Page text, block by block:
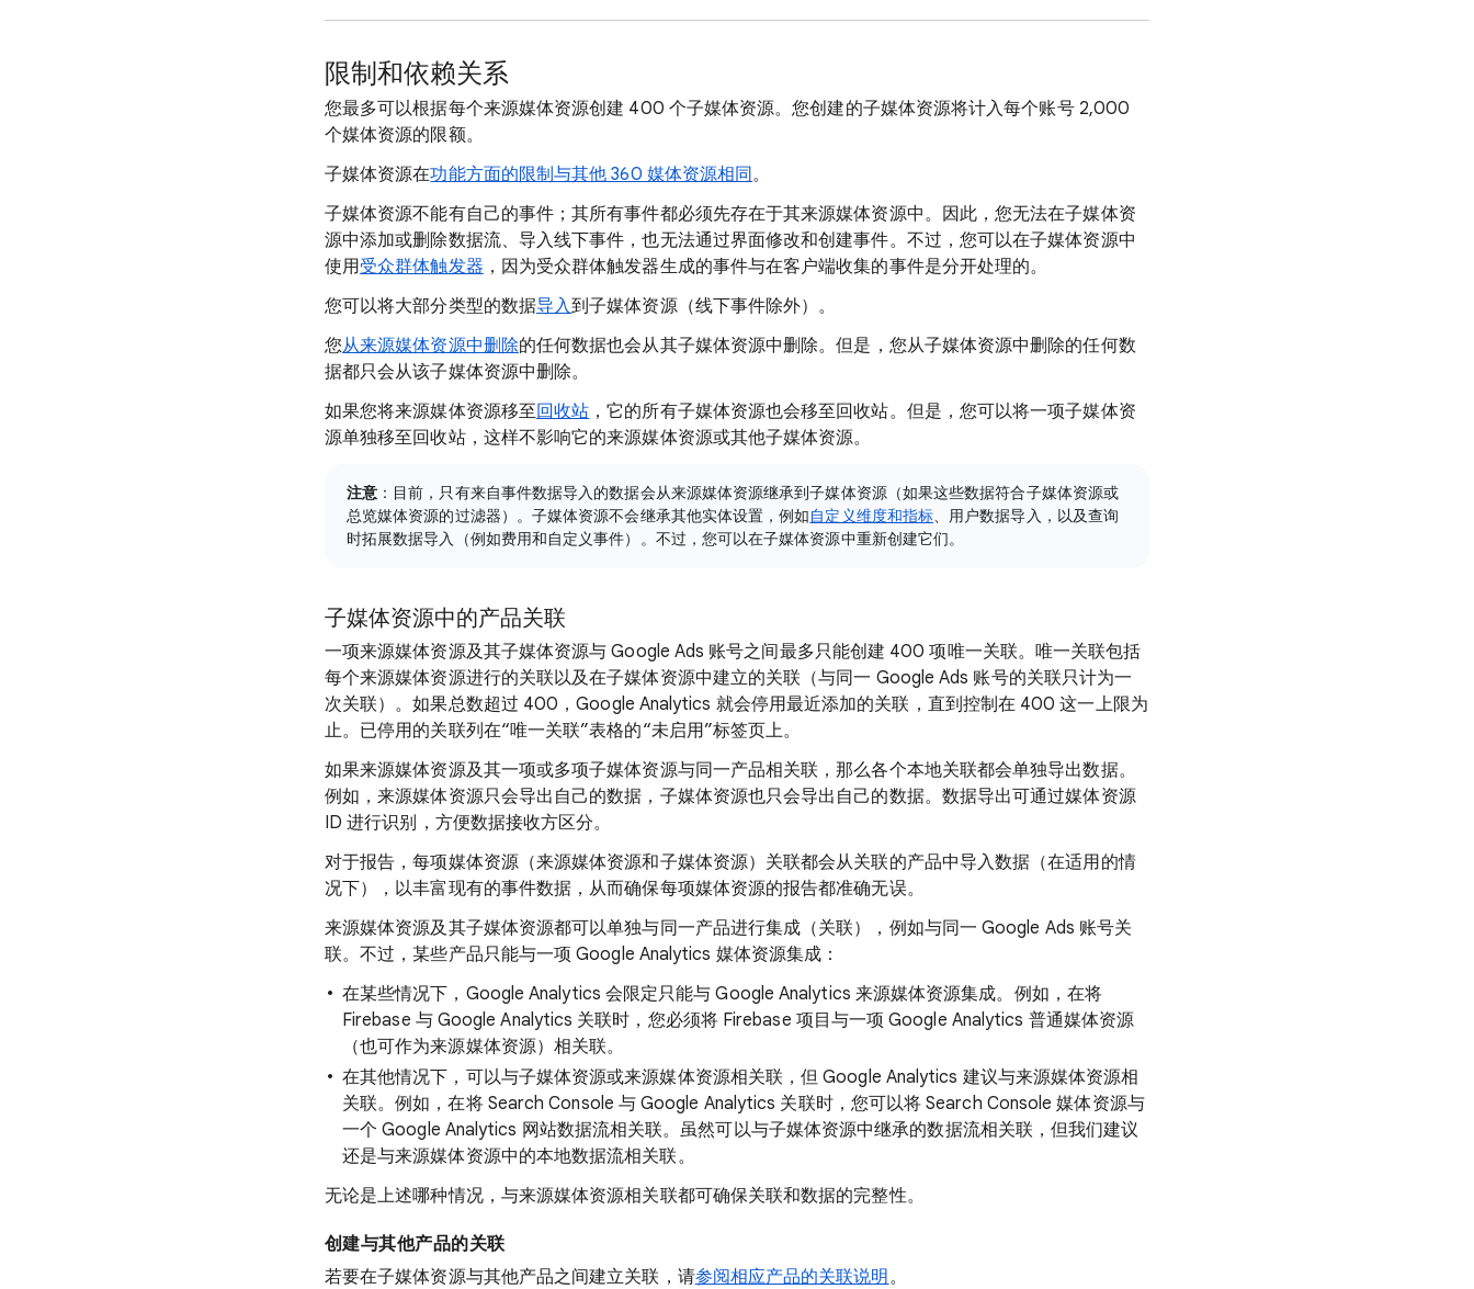
限制和依赖关系
您最多可以根据每个来源媒体资源创建 400 个子媒体资源。您创建的子媒体资源将计入每个账号 2,000
个媒体资源的限额。
子媒体资源在功能方面的限制与其他 360 媒体资源相同。
子媒体资源不能有自己的事件；其所有事件都必须先存在于其来源媒体资源中。因此，您无法在子媒体资
源中添加或删除数据流、导入线下事件，也无法通过界面修改和创建事件。不过，您可以在子媒体资源中
使用受众群体触发器 ，因为受众群体触发器生成的事件与在客户端收集的事件是分开处理的。
您可以将大部分类型的数据导入到子媒体资源（线下事件除外）。
您从来源媒体资源中删除的任何数据也会从其子媒体资源中删除。但是，您从子媒体资源中删除的任何数
据都只会从该子媒体资源中删除。
如果您将来源媒体资源移至回收站 ，它的所有子媒体资源也会移至回收站。但是，您可以将一项子媒体资
源单独移至回收站，这样不影响它的来源媒体资源或其他子媒体资源。
注意 ：目前，只有来自事件数据导入的数据会从来源媒体资源继承到子媒体资源（如果这些数据符合子媒体资源或
总览媒体资源的过滤器）。子媒体资源不会继承其他实体设置，例如自定义维度和指标、用户数据导入，以及查询
时拓展数据导入（例如费用和自定义事件）。不过，您可以在子媒体资源中重新创建它们。
子媒体资源中的产品关联
一项来源媒体资源及其子媒体资源与 Google Ads 账号之间最多只能创建 400 项唯一关联。唯一关联包括
每个来源媒体资源进行的关联以及在子媒体资源中建立的关联（与同一 Google Ads 账号的关联只计为一
次关联）。如果总数超过 400，Google Analytics 就会停用最近添加的关联，直到控制在 400 这一上限为
止。已停用的关联列在“唯一关联”表格的“未启用”标签页上。
如果来源媒体资源及其一项或多项子媒体资源与同一产品相关联，那么各个本地关联都会单独导出数据。
例如，来源媒体资源只会导出自己的数据，子媒体资源也只会导出自己的数据。数据导出可通过媒体资源
ID 进行识别，方便数据接收方区分。
对于报告，每项媒体资源（来源媒体资源和子媒体资源）关联都会从关联的产品中导入数据（在适用的情
况下），以丰富现有的事件数据，从而确保每项媒体资源的报告都准确无误。
来源媒体资源及其子媒体资源都可以单独与同一产品进行集成（关联），例如与同一 Google Ads 账号关
联。不过，某些产品只能与一项 Google Analytics 媒体资源集成：
在某些情况下，Google Analytics 会限定只能与 Google Analytics 来源媒体资源集成。例如，在将
Firebase 与 Google Analytics 关联时，您必须将 Firebase 项目与一项 Google Analytics 普通媒体资源
（也可作为来源媒体资源）相关联。
在其他情况下，可以与子媒体资源或来源媒体资源相关联，但 Google Analytics 建议与来源媒体资源相
关联。例如，在将 Search Console 与 Google Analytics 关联时，您可以将 Search Console 媒体资源与
一个 Google Analytics 网站数据流相关联。虽然可以与子媒体资源中继承的数据流相关联，但我们建议
还是与来源媒体资源中的本地数据流相关联。
无论是上述哪种情况，与来源媒体资源相关联都可确保关联和数据的完整性。
创建与其他产品的关联
若要在子媒体资源与其他产品之间建立关联，请参阅相应产品的关联说明 。